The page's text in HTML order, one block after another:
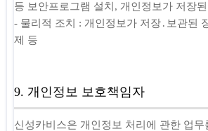
등 보안프로그램 설치, 개인정보가 저장
- 물리적 조치 : 개인정보가 저장․보관된
제 등
9. 개인정보 보호책임자
신성카비스은 개인정보 처리에 관한 업무